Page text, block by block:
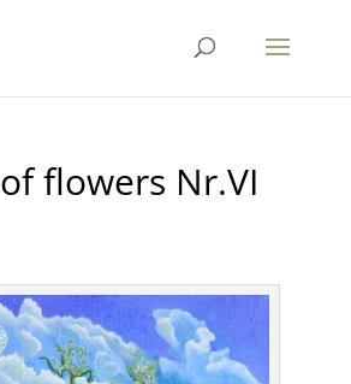
flowers Nr.VI